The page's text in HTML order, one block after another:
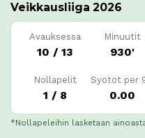
Veikkausliiga 2026
Avauksessa
10 / 13
Minuutit
930'
Nollapelit
1 / 8
Syötöt per
0.00
*Nollapeleihin lasketaan